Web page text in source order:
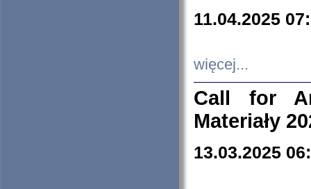
11.04.2025
więcej...
Call for
Materiały
13.03.2025